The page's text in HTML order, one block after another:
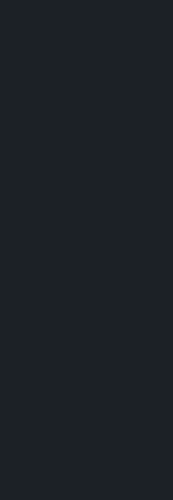
สัมพันธ์ระหว่าง
เรื่อยๆ แม้ว่า
มฝัน แต่เมื่อก้าว
ความห่วงใยและ
อนให้เห็นถึงพลัง
ตอันสงบสุข
ที่ปรากฏใน
แนวโรแมนติก
าซีเบาๆ จะต้อง